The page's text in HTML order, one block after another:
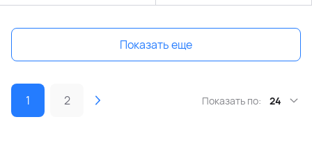
Показать еще
1 2 Показать по: 24